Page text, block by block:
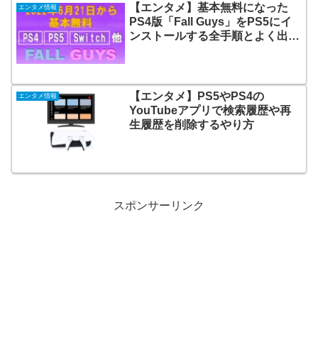
エンタメ情報
【エンタメ】基本無料になった
PS4版「Fall Guys」をPS5にイ
ンストールする全手順とよく出る
エンタメ情報
【エンタメ】PS5やPS4の
YouTubeアプリで検索履歴や再
生履歴を削除するやり方
スポンサーリンク